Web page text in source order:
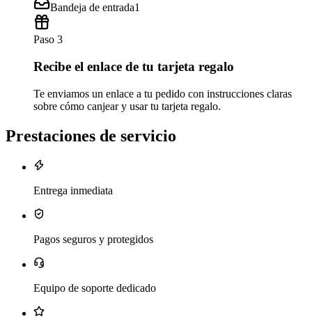
Bandeja de entrada1
Paso 3
Recibe el enlace de tu tarjeta regalo
Te enviamos un enlace a tu pedido con instrucciones claras
sobre cómo canjear y usar tu tarjeta regalo.
Prestaciones de servicio
Entrega inmediata
Pagos seguros y protegidos
Equipo de soporte dedicado